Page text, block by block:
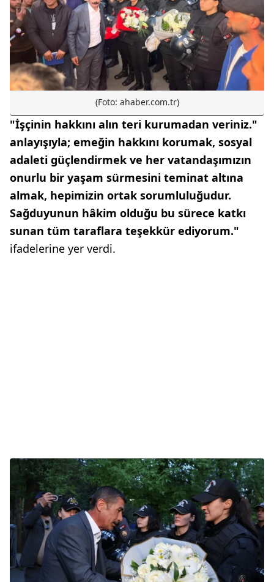
(Foto: ahaber.com.tr)
"İşçinin hakkını alın teri kurumadan veriniz."
anlayışıyla; emeğin hakkını korumak, sosyal
adaleti güçlendirmek ve her vatandaşımızın
onurlu bir yaşam sürmesini teminat altına
almak, hepimizin ortak sorumluluğudur.
Sağduyunun hâkim olduğu bu sürece katkı
sunan tüm taraflara teşekkür ediyorum."
ifadelerine yer verdi.